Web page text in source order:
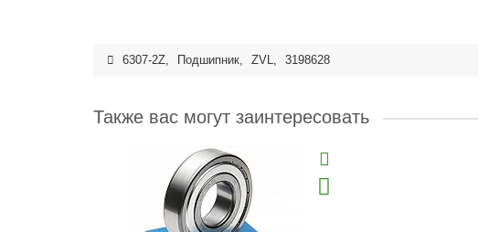
6307-2Z, Подшипник, ZVL, 3198628
Также вас могут заинтересовать